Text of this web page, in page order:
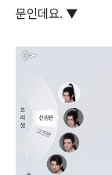
문인데요. ▼